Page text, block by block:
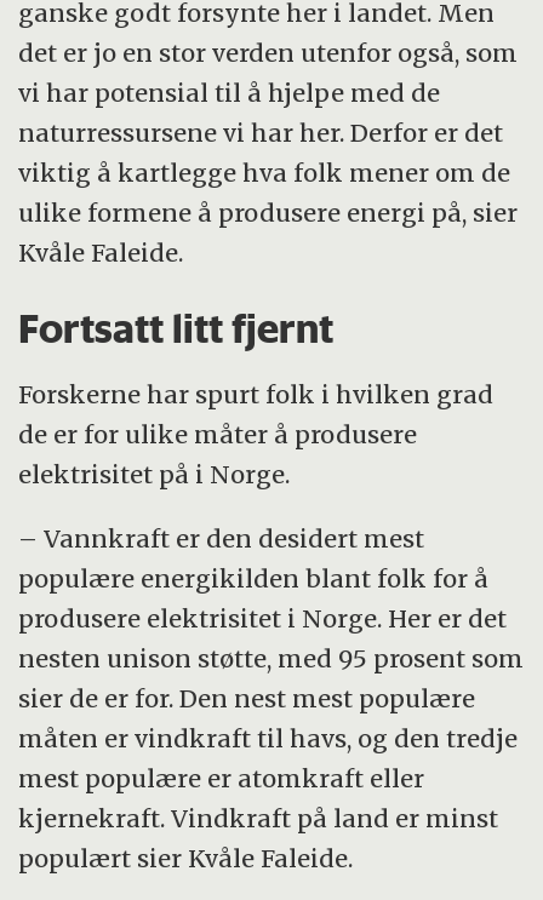
ganske godt forsynte her i landet. Men
det er jo en stor verden utenfor også, som
vi har potensial til å hjelpe med de
naturressursene vi har her. Derfor er det
viktig å kartlegge hva folk mener om de
ulike formene å produsere energi på, sier
Kvåle Faleide.
Fortsatt litt fjernt
Forskerne har spurt folk i hvilken grad
de er for ulike måter å produsere
elektrisitet på i Norge.
– Vannkraft er den desidert mest
populære energikilden blant folk for å
produsere elektrisitet i Norge. Her er det
nesten unison støtte, med 95 prosent som
sier de er for. Den nest mest populære
måten er vindkraft til havs, og den tredje
mest populære er atomkraft eller
kjernekraft. Vindkraft på land er minst
populært sier Kvåle Faleide.